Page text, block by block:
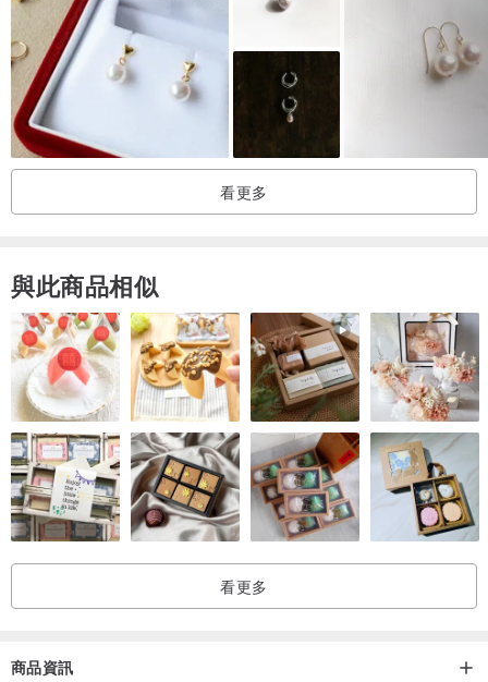
我們將會盡快為您辦理取消訂單，敬請見諒。
- 拍攝道具不包含在此次販售商品內。
- 請注意防潮，商品可能會有掉色或變形之情形。
- 所有商品皆為手工製作，尺寸、縫線等可能存在些微差異，此為手
- 商品以堅韌的釣魚線縫製串連，但請避免過度扭曲或靠近熱源，以
免斷裂。
- 我們盡力呈現商品實際顏色，但因拍攝環境及您所使用的顯示器不
同，商品實際顏色可能與網頁顯示略有差異。
- 日本境內寄送將使用「レターパックライト」服務，採郵筒投遞 (若
包裹過大將會被退回)，恕不提供保固服務。
- 若有任何不明之處，歡迎隨時與我們聯繫。
看更多
與此商品相似
看更多
商品資訊